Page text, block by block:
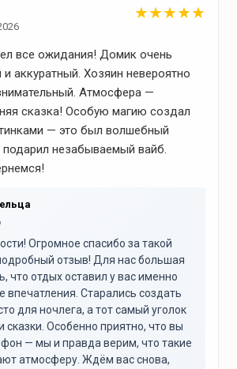
★★★★★
все ожидания! Домик очень
аккуратный. Хозяин невероятно
Атмосфера —
сказка! Особую магию создал
— это был волшебный
незабываемый вайб.
Огромное спасибо за такой
отзыв! Для нас большая
что отдых оставил у вас именно
впечатления. Старались создать
для ночлега, а тот самый уголок
сказки. Особенно приятно, что вы
— мы и правда верим, что такие
атмосферу. Ждём вас снова,